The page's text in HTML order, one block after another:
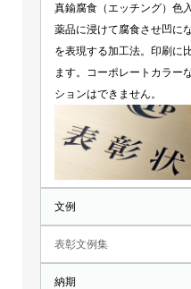
真鍮腐食（エッチング）色
薬品に浸けて腐食させ凹に
を表現する加工法。印刷に
ます。コーポレートカラー
ションはできません。
文例
表彰文例集
納期